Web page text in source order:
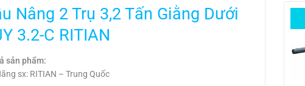
Nâng 2 Trụ 3,2 Tấn Giằng Dưới
3.2-C RITIAN
sản phẩm:
sx: RITIAN – Trung Quốc